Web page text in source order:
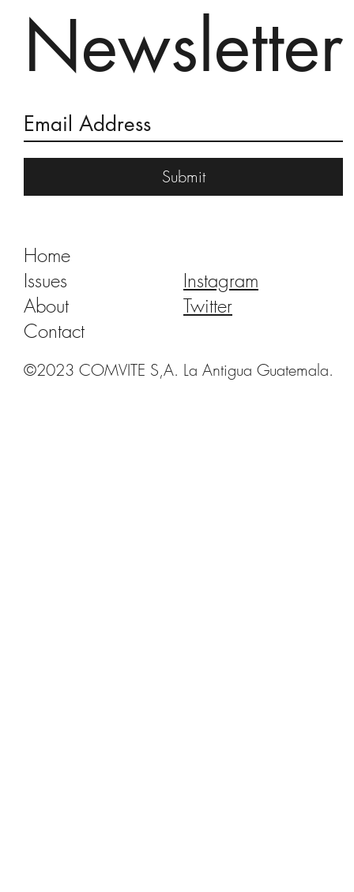
Submit
Newsletter
Home
Issues
About
Contact
Instagram
Twitter
©2023 COMVITE S,A. La Antigua Guatemala.